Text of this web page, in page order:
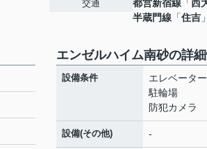
交通 都営新宿線 「 西
半蔵門線 「住吉
エンゼルハイム南砂の詳
設備条件
エレベーター
駐輪場
防犯カメラ
設備(その他) -